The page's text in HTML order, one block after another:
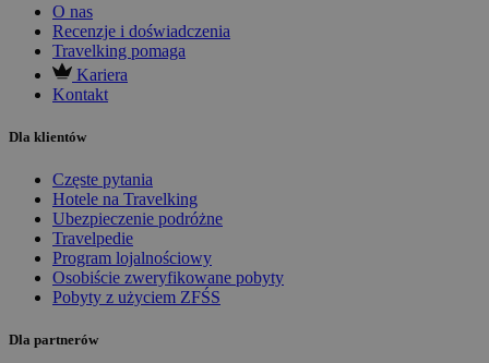
O nas
Recenzje i doświadczenia
Travelking pomaga
Kariera
Kontakt
Dla klientów
Częste pytania
Hotele na Travelking
Ubezpieczenie podróżne
Travelpedie
Program lojalnościowy
Osobiście zweryfikowane pobyty
Pobyty z użyciem ZFŚS
Dla partnerów